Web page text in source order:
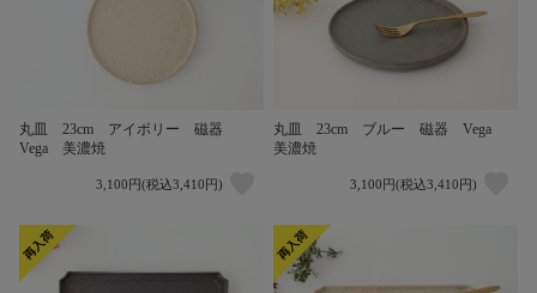
丸皿 23cm アイボリー 磁器
Vega 美濃焼
3,100円(税込3,410円)
丸皿 23cm ブルー 磁器 Vega
美濃焼
3,100円(税込3,410円)